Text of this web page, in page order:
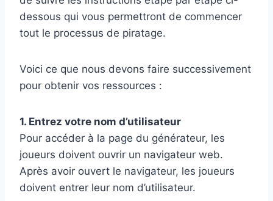
dessous qui vous permettront de commencer
tout le processus de piratage.
Voici ce que nous devons faire successivement
pour obtenir vos ressources :
1. Entrez votre nom d’utilisateur
Pour accéder à la page du générateur, les
joueurs doivent ouvrir un navigateur web.
Après avoir ouvert le navigateur, les joueurs
doivent entrer leur nom d’utilisateur.